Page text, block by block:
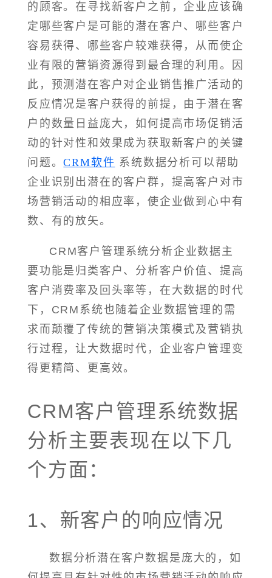
的顾客。在寻找新客户之前，企业应该确
定哪些客户是可能的潜在客户、哪些客户
容易获得、哪些客户较难获得，从而使企
业有限的营销资源得到最合理的利用。因
此，预测潜在客户对企业销售推广活动的
反应情况是客户获得的前提，由于潜在客
户的数量日益庞大，如何提高市场促销活
动的针对性和效果成为获取新客户的关键
问题。CRM软件 系统数据分析可以帮助
企业识别出潜在的客户群，提高客户对市
场营销活动的相应率，使企业做到心中有
数、有的放矢。
CRM客户管理系统分析企业数据主
要功能是归类客户、分析客户价值、提高
客户消费率及回头率等，在大数据的时代
下，CRM系统也随着企业数据管理的需
求而颠覆了传统的营销决策模式及营销执
行过程，让大数据时代，企业客户管理变
得更精简、更高效。
CRM客户管理系统数据
分析主要表现在以下几
个方面：
1、新客户的响应情况
数据分析潜在客户数据是庞大的，如